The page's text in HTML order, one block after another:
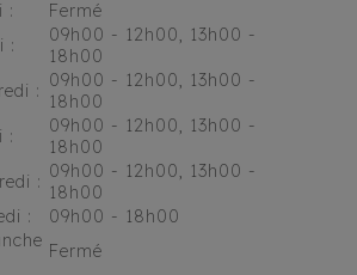
:
Fermé
:
09h00 - 12h00, 13h00 -
18h00
: 09h00 - 12h00, 13h00 -
18h00
:
09h00 - 12h00, 13h00 -
18h00
: 09h00 - 12h00, 13h00 -
18h00
:
09h00 - 18h00
Fermé